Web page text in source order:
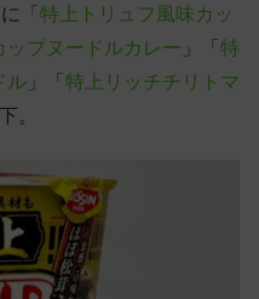
「 特上トリュフ風味カッ
ップヌードルカレー 」「 特
ル 」「 特上リッチチリトマ
。